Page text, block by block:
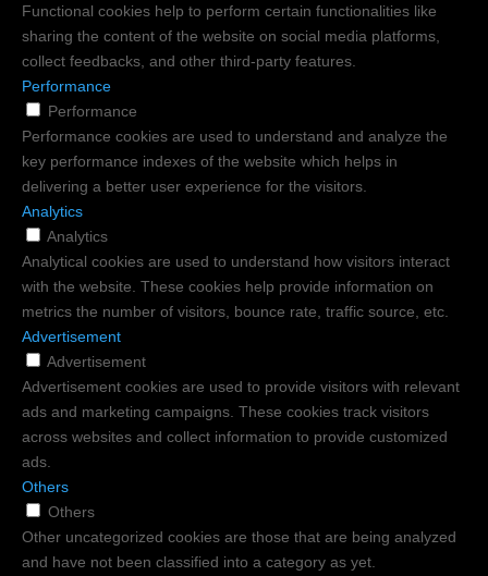
Functional cookies help to perform certain functionalities like
sharing the content of the website on social media platforms,
collect feedbacks, and other third-party features.
Performance
Performance
Performance cookies are used to understand and analyze the
key performance indexes of the website which helps in
delivering a better user experience for the visitors.
Analytics
Analytics
Analytical cookies are used to understand how visitors interact
with the website. These cookies help provide information on
metrics the number of visitors, bounce rate, traffic source, etc.
Advertisement
Advertisement
Advertisement cookies are used to provide visitors with relevant
ads and marketing campaigns. These cookies track visitors
across websites and collect information to provide customized
ads.
Others
Others
Other uncategorized cookies are those that are being analyzed
and have not been classified into a category as yet.